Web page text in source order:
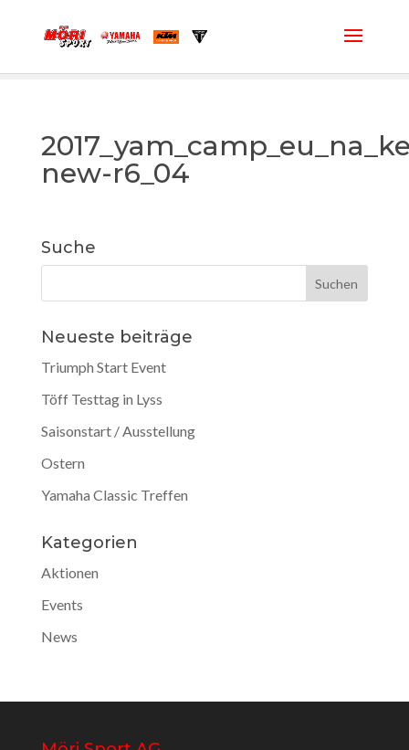
new-r6_04
Suche
Neueste beiträge
Triumph Start Event
Töff Testtag in Lyss
Saisonstart / Ausstellung
Ostern
Yamaha Classic Treffen
Kategorien
Aktionen
Events
News